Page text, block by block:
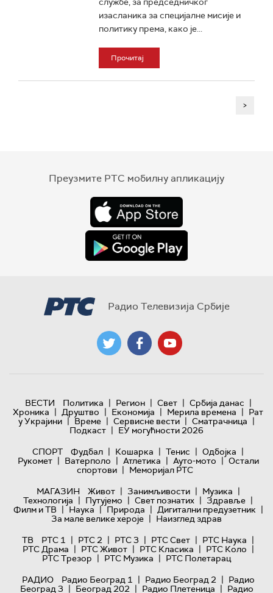
изасланика за специјалне мисије и
политику према, како је...
Прочитај
>
Преузмите РТС мобилну апликацију
Радио Телевизија Србије
ВЕСТИ Политика | Регион | Свет | Србија данас |
Хроника | Друштво | Економија | Мерила времена | Рат
у Украјини | Време | Сервисне вести | Сматрачница |
Подкаст | ЕУ могућности 2026
СПОРТ
Фудбал | Кошарка | Тенис | Одбојка |
Рукомет | Ватерполо | Атлетика | Ауто-мото | Остали
спортови | Меморијал РТС
МАГАЗИН
Живот | Занимљивости | Музика |
Технологијa | Путујемо | Свет познатих | Здравље |
Филм и ТВ | Наука | Природа | Дигитални предузетник |
За мале велике хероје | Наизглед здрав
ТВ
РТС 1 | РТС 2 | РТС 3 | РТС Свет | РТС Наука |
РТС Драма | РТС Живот | РТС Класика | РТС Коло |
РТС Трезор | РТС Музика | РТС Полетарац
РАДИО
Радио Београд 1 | Радио Београд 2 | Радио
Београд 3 | Београд 202 | Радио Плетеница | Радио